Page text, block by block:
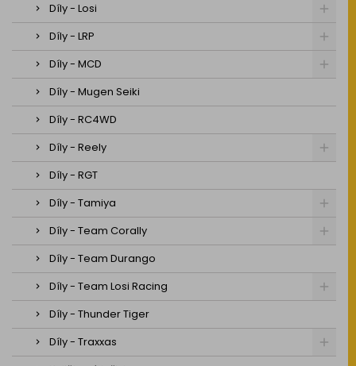
Díly - Losi
Díly - LRP
Díly - MCD
Díly - Mugen Seiki
Díly - RC4WD
Díly - Reely
Díly - RGT
Díly - Tamiya
Díly - Team Corally
Díly - Team Durango
Díly - Team Losi Racing
Díly - Thunder Tiger
Díly - Traxxas